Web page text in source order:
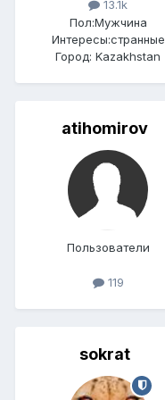
13.1k
Пол:Мужчина
Интересы:странные
Город: Kazakhstan
atihomirov
Пользователи
119
sokrat